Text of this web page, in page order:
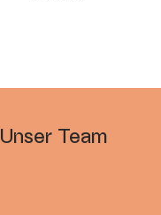
Unser Team